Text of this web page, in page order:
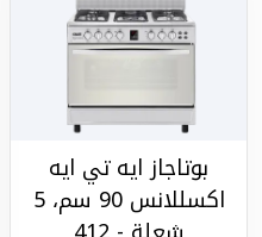
بوتاجاز ايه تي ايه
اكسللانس 90 سم، 5